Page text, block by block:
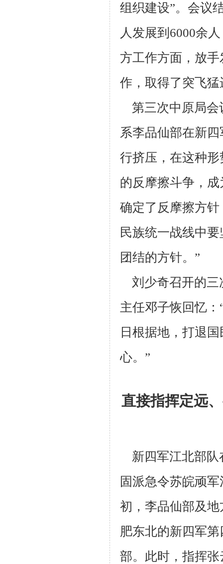
组织建设”。会议
人发展到 6000余
方工作方面，放
作，取得了突飞
第三次中原局会
系李品仙部在新
行挤压，在这种形
的反摩擦斗争，
确定了反摩擦方
民族统一战线中
团结的方针。”
刘少奇召开的三
主任邓子恢回忆
日根据地，打退
心。”
直接指挥定远
新四军江北部队
固派急令苏皖顽
初，李品仙部及地
肥东北的新四军
部。此时，指挥